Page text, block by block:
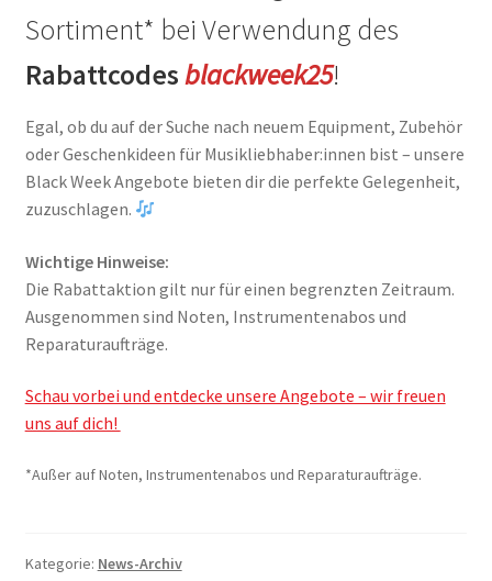
Sortiment* bei Verwendung des
Rabattcodesblackweek25!
Egal, ob du auf der Suche nach neuem Equipment, Zubehör
oder Geschenkideen für Musikliebhaber:innen bist – unsere
Black Week Angebote bieten dir die perfekte Gelegenheit,
zuzuschlagen.
Wichtige Hinweise:
Die Rabattaktion gilt nur für einen begrenzten Zeitraum.
Ausgenommen sind Noten, Instrumentenabos und
Reparaturaufträge.
Schau vorbei und entdecke unsere Angebote – wir freuen
uns auf dich!
*Außer auf Noten, Instrumentenabos und Reparaturaufträge.
Kategorie: News-Archiv